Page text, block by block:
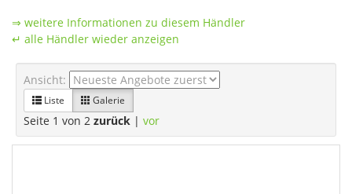
⇒ weitere Informationen zu diesem Händler
↵ alle Händler wieder anzeigen
Ansicht:
Liste Galerie
Seite 1 von 2 zurück | vor